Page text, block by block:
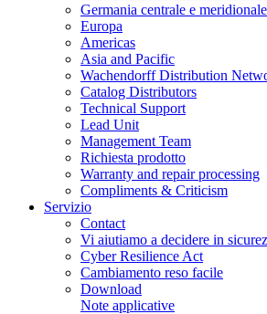
Germania centrale e meridionale
Europa
Americas
Asia and Pacific
Wachendorff Distribution
Catalog Distributors
Technical Support
Lead Unit
Management Team
Richiesta prodotto
Warranty and repair processing
Compliments & Criticism
Servizio
Contact
Vi aiutiamo a decidere in
Cyber Resilience Act
Cambiamento reso facile
Download
Note applicative